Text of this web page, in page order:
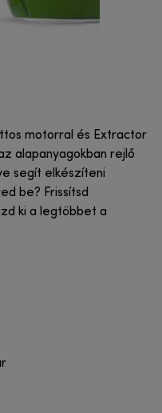
motorral és Extractor
alapanyagokban rejlő
segít elkészíteni
be? Frissítsd
ki a legtöbbet a